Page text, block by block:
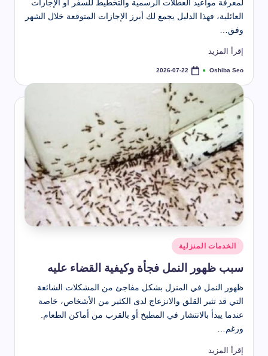
لمعرفة مواعيد العطلات الرسمية والتخطيط للسفر أو الإجازات
العائلية، فهذا الدليل يجمع لك أبرز الإجازات المتوقعة خلال الشهر
وفق…
إقرأ المزيد
تمّ
بواسطة
Oshiba Seo
2026-07-22
نُشر
في
الخدمات المنزلية
سبب ظهور النمل فجأة وكيفية القضاء عليه
ظهور النمل في المنزل بشكل مفاجئ من المشكلات الشائعة
التي قد تثير القلق والانزعاج لدى الكثير من الأشخاص، خاصة
عندما يبدأ بالانتشار في المطبخ أو بالقرب من أماكن الطعام.
ورغم…
إقرأ المزيد